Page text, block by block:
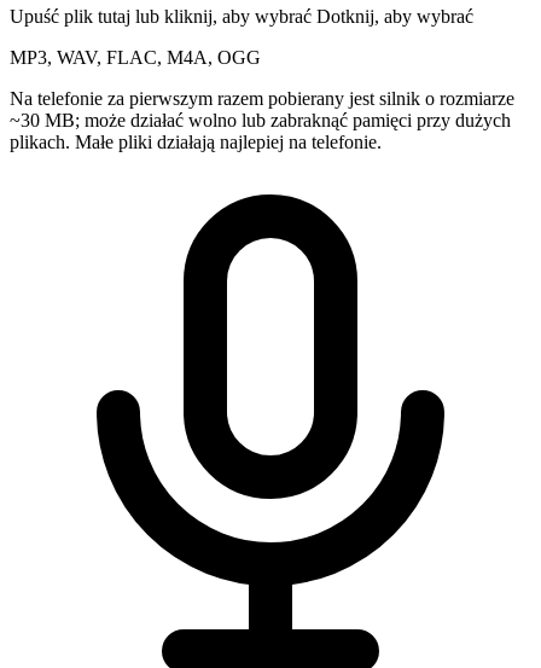
Upuść plik tutaj lub kliknij, aby wybrać Dotknij, aby wybrać
MP3, WAV, FLAC, M4A, OGG
Na telefonie za pierwszym razem pobierany jest silnik o rozmiarze
~30 MB; może działać wolno lub zabraknąć pamięci przy dużych
plikach. Małe pliki działają najlepiej na telefonie.